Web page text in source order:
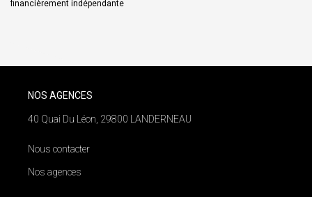
financièrement indépendante
NOS AGENCES
40 Quai Du Léon, 29800 LANDERNEAU
Nous contacter
Nos agences